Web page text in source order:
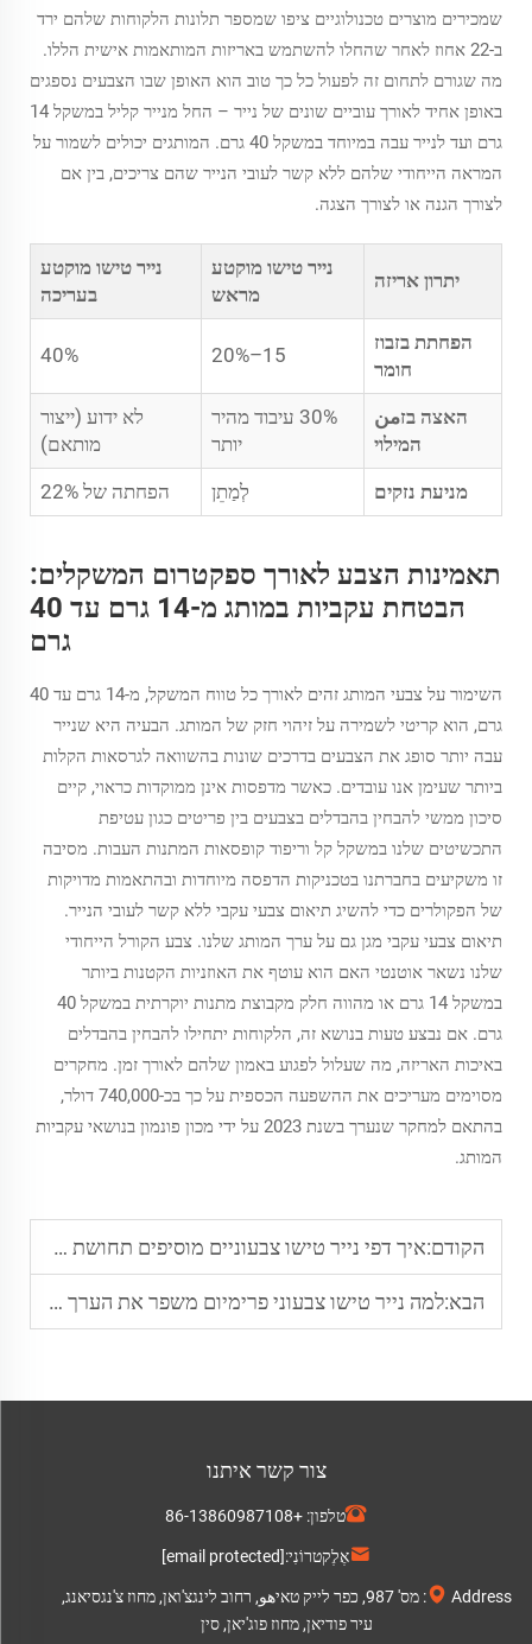
שמכירים מוצרים טכנולוגיים ציפו שמספר תלונות הלקוחות שלהם ירד
ב-22 אחוז לאחר שהחלו להשתמש באריזות המותאמות אישית הללו.
מה שגורם לתחום זה לפעול כל כך טוב הוא האופן שבו הצבעים נספגים
באופן אחיד לאורך עוביים שונים של נייר – החל מנייר קליל במשקל 14
גרם ועד לנייר עבה במיוחד במשקל 40 גרם. המותגים יכולים לשמור על
המראה הייחודי שלהם ללא קשר לעובי הנייר שהם צריכים, בין אם
לצורך הגנה או לצורך הצגה.
יתרון אריזה
נייר טישו מוקטע
מראש
נייר טישו מוקטע
בעריכה
הפחתת בזבוז
חומר
15–20%
40%
האצה בזمن
המילוי
30% עיבוד מהיר
יותר
לא ידוע (ייצור
מותאם)
מניעת נזקים
לְמַתֵן הפחתה של 22%
תאמינות הצבע לאורך ספקטרום המשקלים:
הבטחת עקביות במותג מ-14 גרם עד 40
גרם
השימור על צבעי המותג זהים לאורך כל טווח המשקל, מ-14 גרם עד 40
גרם, הוא קריטי לשמירה על זיהוי חזק של המותג. הבעיה היא שנייר
עבה יותר סופג את הצבעים בדרכים שונות בהשוואה לגרסאות הקלות
ביותר שעימן אנו עובדים. כאשר מדפסות אינן ממוקדות כראוי, קיים
סיכון ממשי להבחין בהבדלים בצבעים בין פריטים כגון עטיפת
התכשיטים שלנו במשקל קל וריפוד קופסאות המתנות העבות. מסיבה
זו משקיעים בחברתנו בטכניקות הדפסה מיוחדות ובהתאמות מדויקות
של הפקולרים כדי להשיג תיאום צבעי עקבי ללא קשר לעובי הנייר.
תיאום צבעי עקבי מגן גם על ערך המותג שלנו. צבע הקורל הייחודי
שלנו נשאר אוטנטי האם הוא עוטף את האוזניות הקטנות ביותר
במשקל 14 גרם או מהווה חלק מקבוצת מתנות יוקרתית במשקל 40
גרם. אם נבצע טעות בנושא זה, הלקוחות יתחילו להבחין בהבדלים
באיכות האריזה, מה שעלול לפגוע באמון שלהם לאורך זמן. מחקרים
מסוימים מעריכים את ההשפעה הכספית על כך בכ-740,000 דולר,
בהתאם למחקר שנערך בשנת 2023 על ידי מכון פונמון בנושאי עקביות
המותג.
הקודם:איך דפי נייר טישו צבעוניים מוסיפים תחושת גובה לעטיפת מתנות לתיקים
הבא:למה נייר טישו צבעוני פרימיום משפר את הערך של מתנות יוקרה
צור קשר איתנו
טלפון: +86-13860987108
אֶלֶקטרוֹנִי:[email protected]
Address: מס' 987, כפר לייק טאיهو, רחוב לינגצ'ואן, מחוז צ'נגסיאנג,
עיר פודיאן, מחוז פוג'יאן, סין